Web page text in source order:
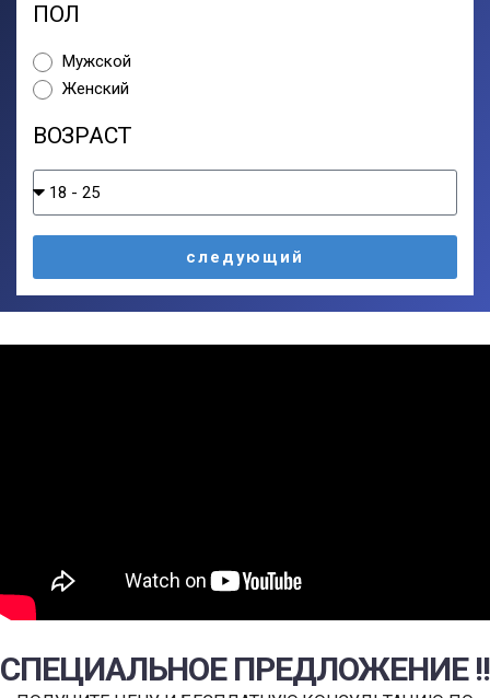
ПОЛ
Мужской
Женский
ВОЗРАСТ
следующий
СПЕЦИАЛЬНОЕ ПРЕДЛОЖЕНИЕ !!